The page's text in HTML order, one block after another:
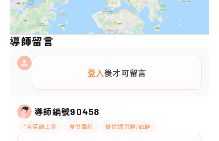
導師留言
登入後才可留言
導師編號90458
*全英語上堂 提供筆記 提供練習題/試題